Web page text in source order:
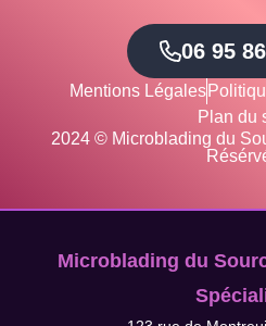
06 95
Mentions Légales
Plan du
2024 © Microblading du
Microblading du